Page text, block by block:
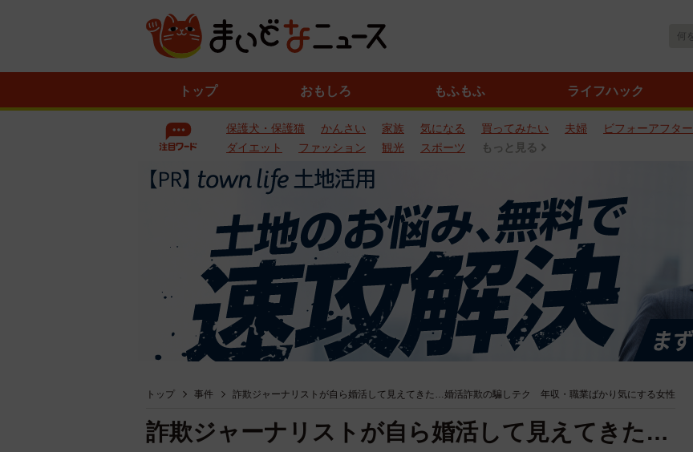
トップ おもしろ もふもふ ライフハック
保護犬・保護猫 かんさい 家族 気になる 買ってみたい 夫婦 ビフォーアフター
ダイエット
ファッション 観光 スポーツ もっと見る
トップ 事件 詐欺ジャーナリストが自ら婚活して見えてきた…婚活詐欺の騙しテク 年収・職業ばかり気にする女性
詐欺ジャーナリストが自ら婚活して見えてきた…